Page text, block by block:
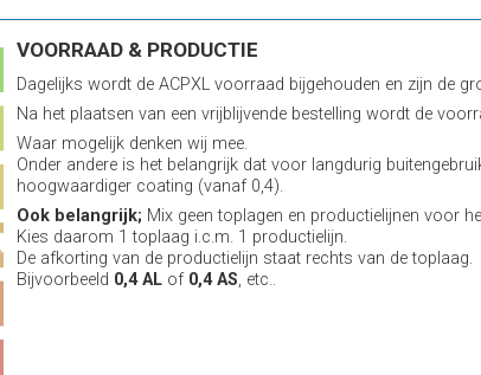
VOORRAAD & PRODUCTIE
Dagelijks wordt de ACPXL voorraad bijgehouden en zijn de
Na het plaatsen van een vrijblijvende bestelling wordt de
Waar mogelijk denken wij mee.
Onder andere is het belangrijk dat voor langdurig
hoogwaardiger coating (vanaf 0,4).
Ook belangrijk; Mix geen toplagen en productielijnen voor
Kies daarom 1 toplaag i.c.m. 1 productielijn.
De afkorting van de productielijn staat rechts van de toplaag.
Bijvoorbeeld 0,4 AL of 0,4 AS, etc..